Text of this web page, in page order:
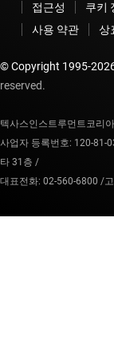
접근성 쿠키
사용 약관
상
© Copyright 1995-
reserved.
텍사스인스트루먼트코리
사업자 등록번호: 120-81-
타 31층 /
대표전화: 02-560-6800 /